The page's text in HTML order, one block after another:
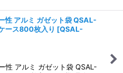
性 アルミ ガゼット袋 QSAL-
ース800枚入り [QSAL-
性 アルミ ガゼット袋 QSAL-